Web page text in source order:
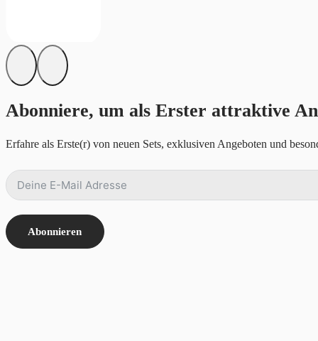
Abonniere, um als Erster attraktive
Erfahre als Erste(r) von neuen Sets, exklusiven Angeboten und
Abonnieren